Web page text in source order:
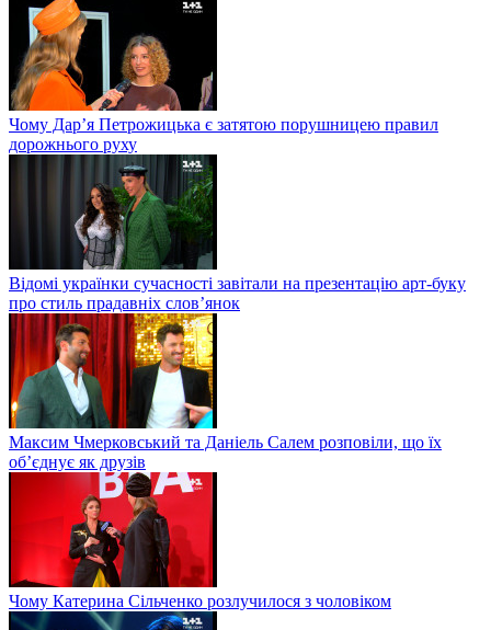
Чому Дар’я Петрожицька є затятою порушницею правил
дорожнього руху
Відомі українки сучасності завітали на презентацію арт-буку
про стиль прадавніх слов’янок
Максим Чмерковський та Даніель Салем розповіли, що їх
об’єднує як друзів
Чому Катерина Сільченко розлучилося з чоловіком